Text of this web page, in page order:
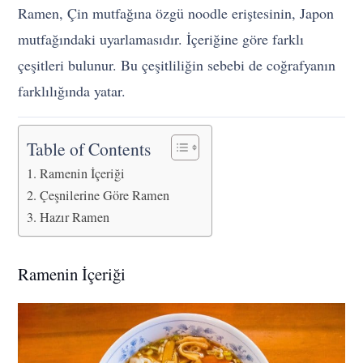
Ramen, Çin mutfağına özgü noodle eriştesinin, Japon
mutfağındaki uyarlamasıdır. İçeriğine göre farklı
çeşitleri bulunur. Bu çeşitliliğin sebebi de coğrafyanın
farklılığında yatar.
Table of Contents
Ramenin İçeriği
Çeşnilerine Göre Ramen
Hazır Ramen
Ramenin İçeriği